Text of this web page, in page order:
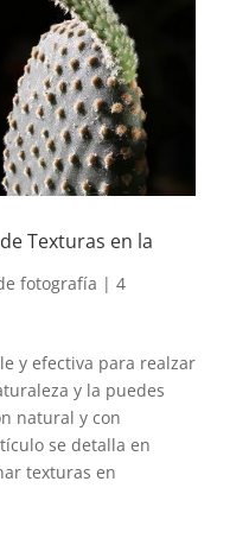
Texturas en la
fotografía | 4
y efectiva para realzar
y la puedes
natural y con
se detalla en
texturas en